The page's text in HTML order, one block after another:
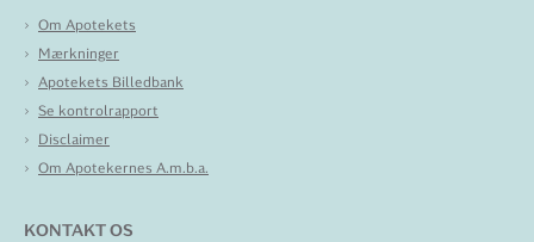
Om Apotekets
Mærkninger
Apotekets Billedbank
Se kontrolrapport
Disclaimer
Om Apotekernes A.m.b.a.
KONTAKT OS